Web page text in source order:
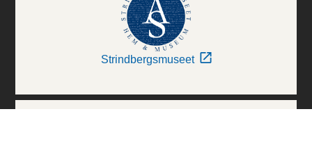
Strindbergsmuseet